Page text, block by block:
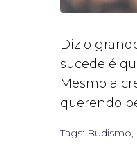
Diz o
sucede é
Mesmo a
querendo
Tags: Budismo,